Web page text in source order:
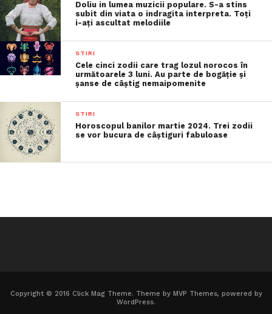
Doliu in lumea muzicii populare. S-a stins
subit din viata o indragita interpreta. Toți
i-ați ascultat melodiile
STIRI
Cele cinci zodii care trag lozul norocos în
următoarele 3 luni. Au parte de bogăție și
șanse de câștig nemaipomenite
STIRI
Horoscopul banilor martie 2024. Trei zodii
se vor bucura de câștiguri fabuloase
Copyright © 2016 Click Mag Theme. Theme by MVP Themes, powered by
WordPress.